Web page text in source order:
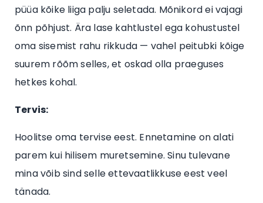
püüa kõike liiga palju seletada. Mõnikord ei vajagi
õnn põhjust. Ära lase kahtlustel ega kohustustel
oma sisemist rahu rikkuda — vahel peitubki kõige
suurem rõõm selles, et oskad olla praeguses
hetkes kohal.
Tervis:
Hoolitse oma tervise eest. Ennetamine on alati
parem kui hilisem muretsemine. Sinu tulevane
mina võib sind selle ettevaatlikkuse eest veel
tänada.